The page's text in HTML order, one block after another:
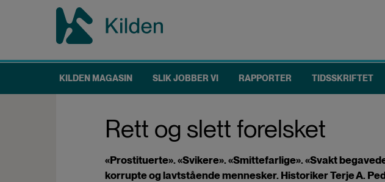
Main
navigation
KILDEN MAGASIN SLIK JOBBER VI RAPPORTER TIDSSKRIFTET
Rett og slett forelsket
«Prostituerte». «Svikere». «Smittefarlige». «Svakt
korrupte og lavtstående mennesker. Historiker Terje A.